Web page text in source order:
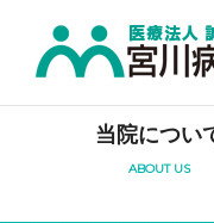
当院につい
ABOUT US